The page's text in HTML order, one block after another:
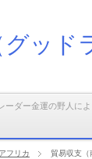
グッド
ーダー金運の野人に
フリカ 貿易収支（